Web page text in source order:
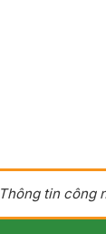
Thông tin công